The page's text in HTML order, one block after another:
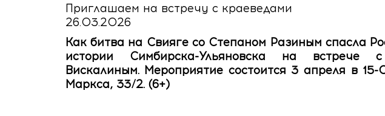
Приглашаем на встречу с краеведами
26.03.2026
Как битва на Свияге со Степаном Разиным спасла
истории Симбирска-Ульяновска на
Вискалиным. Мероприятие состоится 3 апреля в
Маркса, 33/2. (6+)